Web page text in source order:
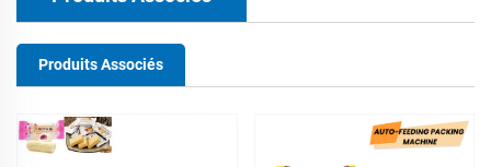
Produits Associés